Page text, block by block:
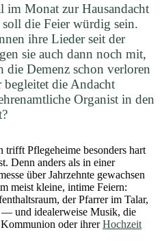
im Monat zur Hausandacht
die Feier würdig sein.
ihre Lieder seit der
sie auch dann noch mit,
die Demenz schon verloren
begleitet die Andacht
Organist in den
Pflegeheime besonders hart
Denn anders als in einer
über Jahrzehnte gewachsen
meist kleine, intime Feiern:
der Pfarrer im Talar,
— und idealerweise Musik, die
Kommunion oder ihrerHochzeit